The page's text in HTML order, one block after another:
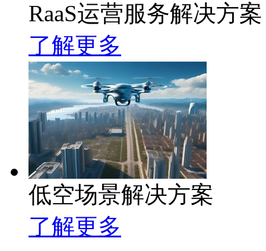
RaaS运营服务解决方案
了解更多
低空场景解决方案
了解更多